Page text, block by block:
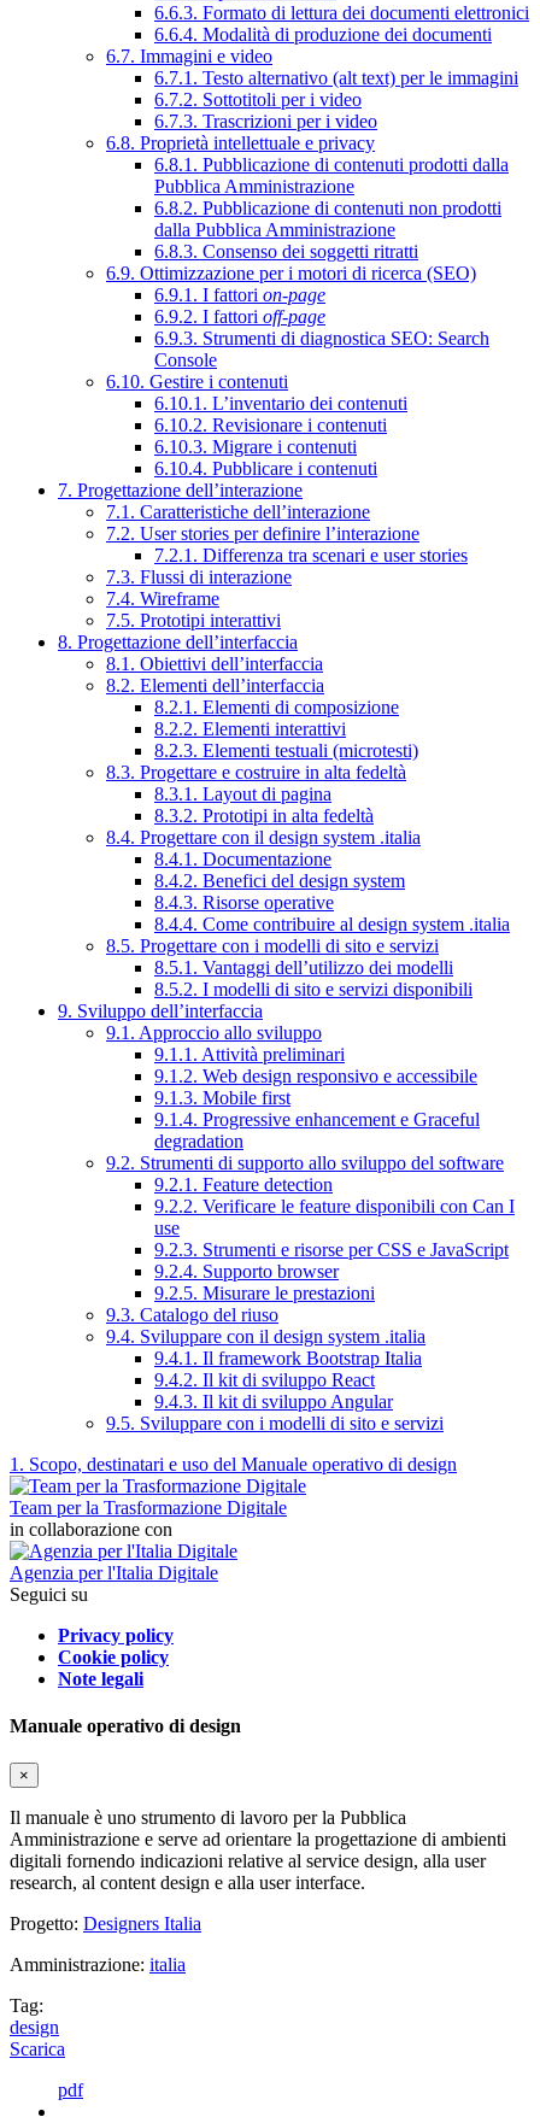
6.6.3. Formato di lettura dei documenti elettronici
6.6.4. Modalità di produzione dei documenti
6.7. Immagini e video
6.7.1. Testo alternativo (alt text) per le immagini
6.7.2. Sottotitoli per i video
6.7.3. Trascrizioni per i video
6.8. Proprietà intellettuale e privacy
6.8.1. Pubblicazione di contenuti prodotti dalla
Pubblica Amministrazione
6.8.2. Pubblicazione di contenuti non prodotti
dalla Pubblica Amministrazione
6.8.3. Consenso dei soggetti ritratti
6.9. Ottimizzazione per i motori di ricerca (SEO)
6.9.1. I fattori on-page
6.9.2. I fattori off-page
6.9.3. Strumenti di diagnostica SEO: Search
Console
6.10. Gestire i contenuti
6.10.1. L’inventario dei contenuti
6.10.2. Revisionare i contenuti
6.10.3. Migrare i contenuti
6.10.4. Pubblicare i contenuti
7. Progettazione dell’interazione
7.1. Caratteristiche dell’interazione
7.2. User stories per definire l’interazione
7.2.1. Differenza tra scenari e user stories
7.3. Flussi di interazione
7.4. Wireframe
7.5. Prototipi interattivi
8. Progettazione dell’interfaccia
8.1. Obiettivi dell’interfaccia
8.2. Elementi dell’interfaccia
8.2.1. Elementi di composizione
8.2.2. Elementi interattivi
8.2.3. Elementi testuali (microtesti)
8.3. Progettare e costruire in alta fedeltà
8.3.1. Layout di pagina
8.3.2. Prototipi in alta fedeltà
8.4. Progettare con il design system .italia
8.4.1. Documentazione
8.4.2. Benefici del design system
8.4.3. Risorse operative
8.4.4. Come contribuire al design system .italia
8.5. Progettare con i modelli di sito e servizi
8.5.1. Vantaggi dell’utilizzo dei modelli
8.5.2. I modelli di sito e servizi disponibili
9. Sviluppo dell’interfaccia
9.1. Approccio allo sviluppo
9.1.1. Attività preliminari
9.1.2. Web design responsivo e accessibile
9.1.3. Mobile first
9.1.4. Progressive enhancement e Graceful
degradation
9.2. Strumenti di supporto allo sviluppo del software
9.2.1. Feature detection
9.2.2. Verificare le feature disponibili con Can I
use
9.2.3. Strumenti e risorse per CSS e JavaScript
9.2.4. Supporto browser
9.2.5. Misurare le prestazioni
9.3. Catalogo del riuso
9.4. Sviluppare con il design system .italia
9.4.1. Il framework Bootstrap Italia
9.4.2. Il kit di sviluppo React
9.4.3. Il kit di sviluppo Angular
9.5. Sviluppare con i modelli di sito e servizi
1. Scopo, destinatari e uso del Manuale operativo di design
Team per la Trasformazione Digitale
in collaborazione con
Agenzia per l'Italia Digitale
Seguici su
Privacy policy
Cookie policy
Note legali
Manuale operativo di design
×
Il manuale è uno strumento di lavoro per la Pubblica
Amministrazione e serve ad orientare la progettazione di ambienti
digitali fornendo indicazioni relative al service design, alla user
research, al content design e alla user interface.
Progetto: Designers Italia
Amministrazione: italia
Tag:
design
Scarica
pdf